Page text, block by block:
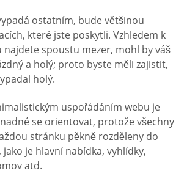
ostatním, bude většinou
které jste poskytli. Vzhledem k
najdete spoustu mezer, mohl by váš
a holý; proto byste měli zajistit,
holý.
uspořádáním webu je
se orientovat, protože všechny
stránku pěkně rozděleny do
je hlavní nabídka, vyhlídky,
atd.